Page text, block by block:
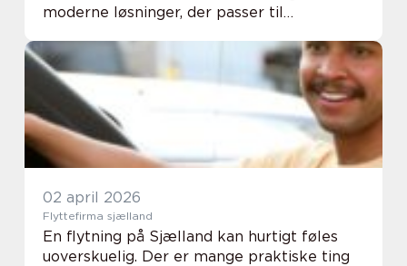
moderne løsninger, der passer til
skal, påvirker det hurtigt...
02 april 2026
Flyttefirma sjælland
En flytning på Sjælland kan hurtigt føles
uoverskuelig. Der er mange praktiske ting